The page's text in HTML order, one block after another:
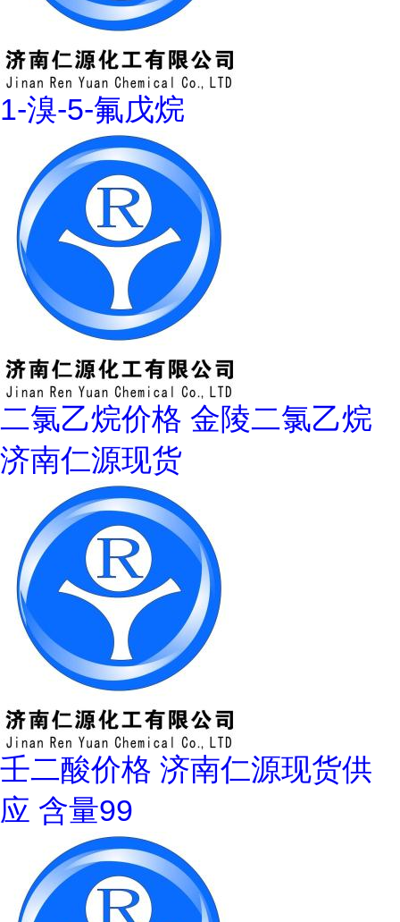
1-溴-5-氟戊烷
二氯乙烷价格 金陵二氯乙烷
济南仁源现货
壬二酸价格 济南仁源现货供
应 含量99